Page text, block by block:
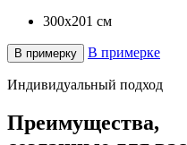
300x201 см
В примерку В примерке
Индивидуальный подход
Преимущества,